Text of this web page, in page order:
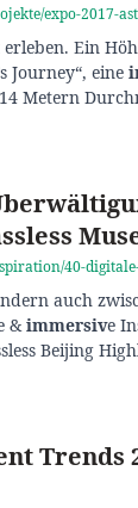
expo-2017-
Ein
Journey“, eine
Metern
40-
auch
&immersive
Beijing